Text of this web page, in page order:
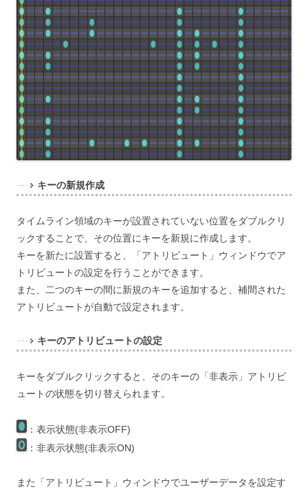
キーの新規作成
タイムライン領域のキーが設置されていない位置をダブルクリ
ックすることで、その位置にキーを新規に作成します。
キーを新たに設置すると、「アトリビュート」ウィンドウでア
トリビュートの設定を行うことができます。
また、二つのキーの間に新規のキーを追加すると、補間された
アトリビュートが自動で設定されます。
キーのアトリビュートの設定
キーをダブルクリックすると、そのキーの「非表示」アトリビ
ュートの状態を切り替えられます。
：表示状態(非表示OFF)
：非表示状態(非表示ON)
また「アトリビュート」ウィンドウでユーザーデータを設定す